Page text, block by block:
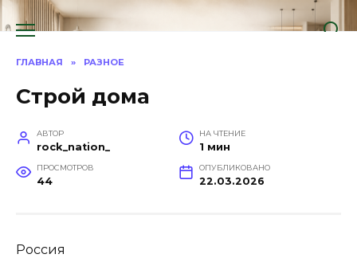
Перейти
к
ГЛАВНАЯ » РАЗНОЕ
Строй дома
АВТОР
rock_nation_
НА ЧТЕНИЕ
1 мин
ПРОСМОТРОВ
44
ОПУБЛИКОВАНО
22.03.2026
Россия